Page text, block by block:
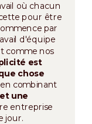
où chacun
pour être
par
d'équipe
comme nos
est
chose
combinant
une
entreprise
jour.